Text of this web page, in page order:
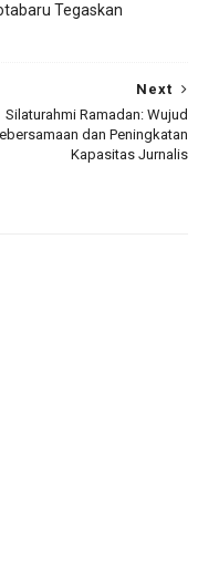
Tegaskan
Next
Silaturahmi Ramadan: Wujud
dan Peningkatan
Kapasitas Jurnalis